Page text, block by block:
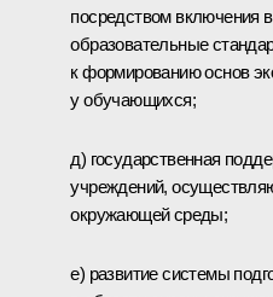
посредством включения
образовательные
к формированию основ
у обучающихся;
д) государственная
учреждений,
окружающей среды;
е) развитие системы